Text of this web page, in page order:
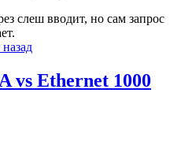
слеш вводит, но сам запрос
назад
vs Ethernet 1000